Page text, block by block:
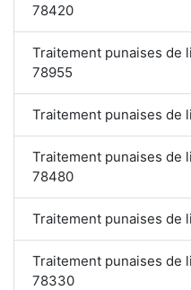
78420
Traitement punaises de
78955
Traitement punaises de
Traitement punaises de
78480
Traitement punaises de
Traitement punaises de
78330